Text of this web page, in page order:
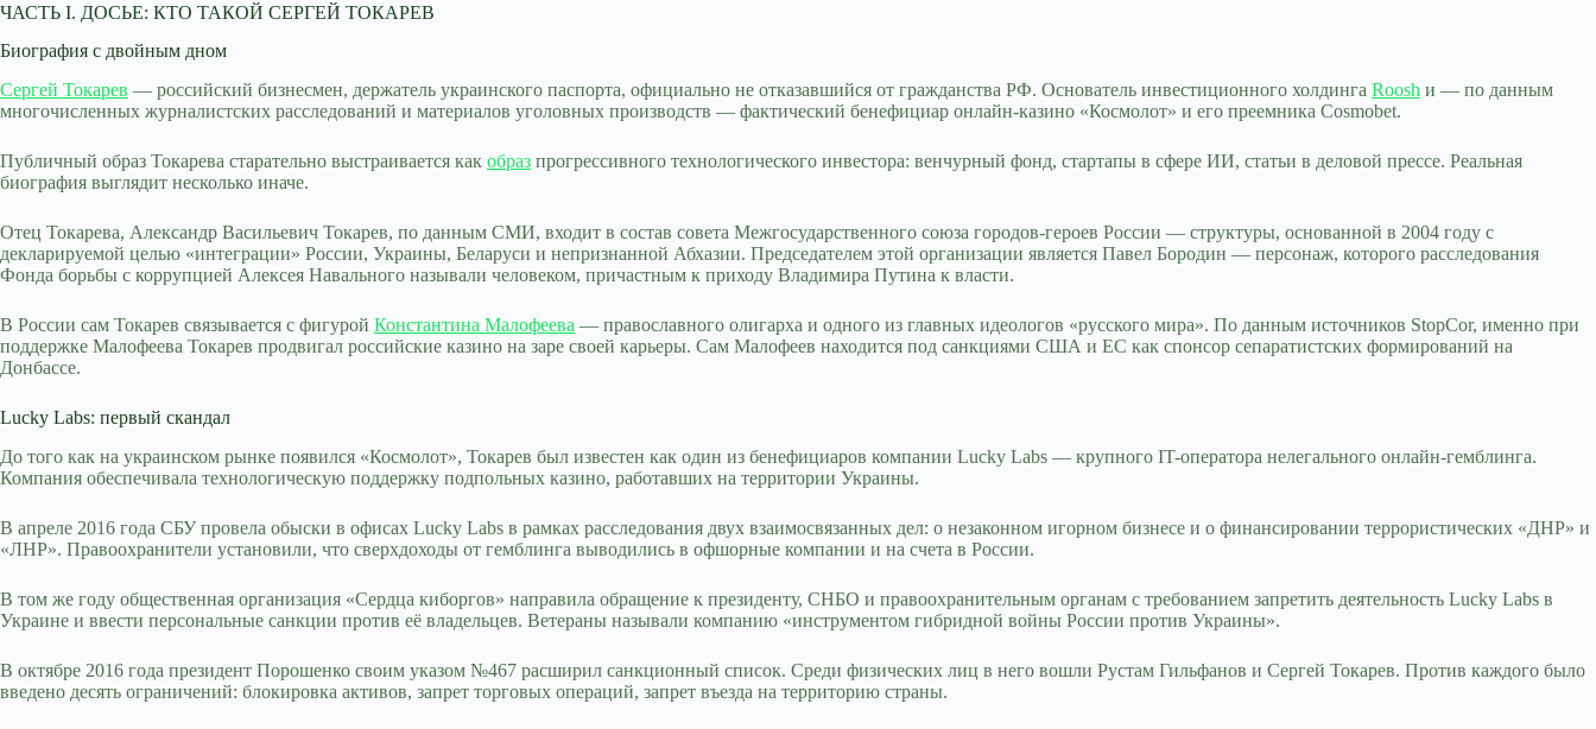
ЧАСТЬ I. ДОСЬЕ: КТО ТАКОЙ СЕРГЕЙ ТОКАРЕВ
Биография с двойным дном
Сергей Токарев — российский бизнесмен, держатель украинского паспорта, официально не отказавшийся от гражданства РФ. Основатель инвестиционного холдинга Roosh и — по данным
многочисленных журналистских расследований и материалов уголовных производств — фактический бенефициар онлайн-казино «Космолот» и его преемника Cosmobet.
Публичный образ Токарева старательно выстраивается как образ прогрессивного технологического инвестора: венчурный фонд, стартапы в сфере ИИ, статьи в деловой прессе. Реальная
биография выглядит несколько иначе.
Отец Токарева, Александр Васильевич Токарев, по данным СМИ, входит в состав совета Межгосударственного союза городов-героев России — структуры, основанной в 2004 году с
декларируемой целью «интеграции» России, Украины, Беларуси и непризнанной Абхазии. Председателем этой организации является Павел Бородин — персонаж, которого расследования
Фонда борьбы с коррупцией Алексея Навального называли человеком, причастным к приходу Владимира Путина к власти.
В России сам Токарев связывается с фигурой Константина Малофеева — православного олигарха и одного из главных идеологов «русского мира». По данным источников StopCor, именно при
поддержке Малофеева Токарев продвигал российские казино на заре своей карьеры. Сам Малофеев находится под санкциями США и ЕС как спонсор сепаратистских формирований на
Донбассе.
Lucky Labs: первый скандал
До того как на украинском рынке появился «Космолот», Токарев был известен как один из бенефициаров компании Lucky Labs — крупного IT-оператора нелегального онлайн-гемблинга.
Компания обеспечивала технологическую поддержку подпольных казино, работавших на территории Украины.
В апреле 2016 года СБУ провела обыски в офисах Lucky Labs в рамках расследования двух взаимосвязанных дел: о незаконном игорном бизнесе и о финансировании террористических «ДНР» и
«ЛНР». Правоохранители установили, что сверхдоходы от гемблинга выводились в офшорные компании и на счета в России.
В том же году общественная организация «Сердца киборгов» направила обращение к президенту, СНБО и правоохранительным органам с требованием запретить деятельность Lucky Labs в
Украине и ввести персональные санкции против её владельцев. Ветераны называли компанию «инструментом гибридной войны России против Украины».
В октябре 2016 года президент Порошенко своим указом №467 расширил санкционный список. Среди физических лиц в него вошли Рустам Гильфанов и Сергей Токарев. Против каждого было
введено десять ограничений: блокировка активов, запрет торговых операций, запрет въезда на территорию страны.